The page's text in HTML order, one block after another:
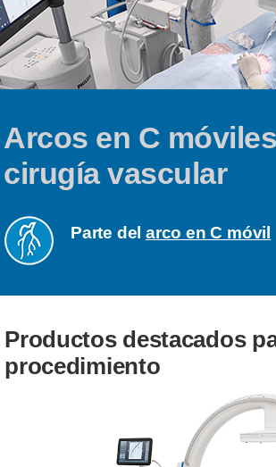
Arcos en C
cirugía vascular
Parte delarco en C móvil
Productos destacados
procedimiento